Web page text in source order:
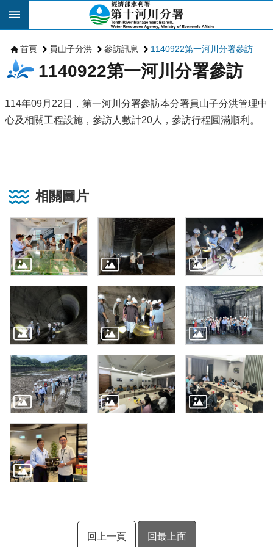
跳到主要內容區塊
首頁 員山子分洪 參訪訊息 1140922第一河川分署參訪
1140922第一河川分署參訪
114年09月22日，第一河川分署參訪本分署員山子分洪管理中
心及相關工程設施，參訪人數計20人，參訪行程圓滿順利。
相關圖片
回上一頁 回最上面